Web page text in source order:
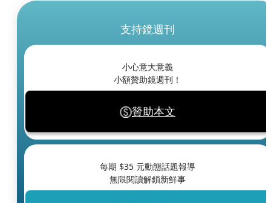
支持鏡週刊
小心意大意義
小額贊助鏡週刊！
贊助本文
每期 $35 元動態話題報導
無限閱讀解鎖新鮮事